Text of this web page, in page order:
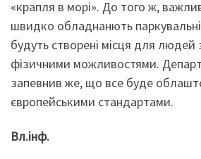
«крапля в морі». До того ж,
швидко обладнанють
будуть створені місця для
фізичними можливостями.
запевнив же, що все буде
європейськими стандартами.
Вл.інф.